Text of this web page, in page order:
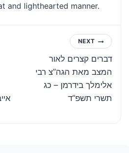
and lighthearted manner.
NEXT
דברים קצרים לאור
המצב מאת הגה”צ רבי
אלימלך בידרמן – כג
תשרי תשפ”ד